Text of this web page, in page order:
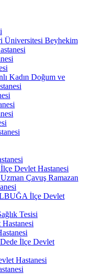
Üniversitesi Beyhekim
Kadın Doğum ve
Devlet Hastanesi
Çavuş Ramazan
İlçe Devlet
Tesisi
İlçe Devlet
Hastanesi